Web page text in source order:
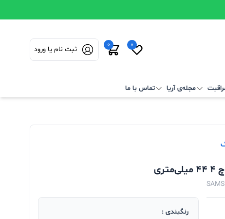
0
0
ثبت نام یا ورود
مجله‌ی آریا تماس با ما
رنگبندی :